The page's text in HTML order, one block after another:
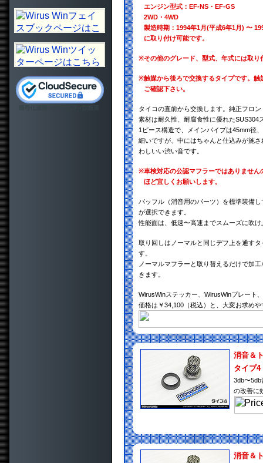
エンジン型式：EF-NS・EF-GS
2WD・4WD
製造時期：1994年1月(平成6年1月) 〜
に取り付け可能です。
※その他のグレード、型式、年式には取
※触媒から後ろで交換するタイプです。
ご確認下さい。
タイコの直前から交換します。純正フロ
素材は耐久性、耐腐食性に優れたSUS304
1ピース構造で、メインパイプは45mm径
細いですが、中にはちゃんと仕込みが施
わしいい渋い音です。
※車検対応の公認マフラーではありませ
ほど宜しくお願いします。
バッフル（消音用のパーツ）を標準装備
が選択できます。
性能面は、低速〜高速までスムーズに吹
取り回しはノーマルと同じデフ上を通す
す。
ノーマルマフラーと取り替えるだけで加
きます。
WirusWinステッカー、WirusWinプレート
価格は￥34,100（税込）と、大変お求め
消音＆
タイプ4
3db〜
の改善に
消音＆